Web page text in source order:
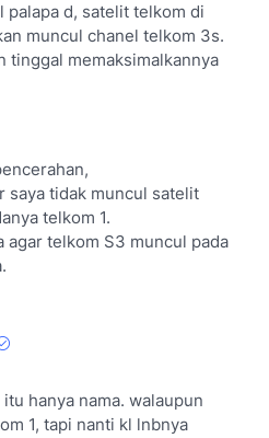
palapa d, satelit telkom di
muncul chanel telkom 3s.
tinggal memaksimalkannya
saya tidak muncul satelit
telkom 1.
agar telkom S3 muncul pada
itu hanya nama. walaupun
1, tapi nanti kl lnbnya